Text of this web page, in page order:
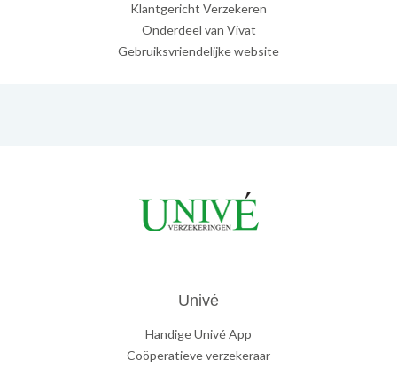
Klantgericht Verzekeren
Onderdeel van Vivat
Gebruiksvriendelijke website
Univé
Handige Univé App
Coöperatieve verzekeraar